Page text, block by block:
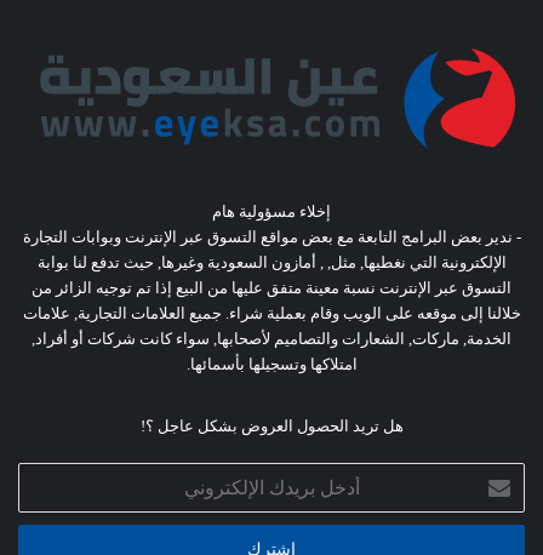
إخلاء مسؤولية هام
- ندير بعض البرامج التابعة مع بعض مواقع التسوق عبر الإنترنت وبوابات التجارة
الإلكترونية التي نغطيها, مثل, , أمازون السعودية وغيرها, حيث تدفع لنا بوابة
التسوق عبر الإنترنت نسبة معينة متفق عليها من البيع إذا تم توجيه الزائر من
خلالنا إلى موقعه على الويب وقام بعملية شراء. جميع العلامات التجارية, علامات
الخدمة, ماركات, الشعارات والتصاميم لأصحابها, سواء كانت شركات أو أفراد,
امتلاكها وتسجيلها بأسمائها.
هل تريد الحصول العروض بشكل عاجل ؟!
بريدك
الإلكتروني